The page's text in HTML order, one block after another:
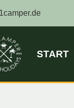
START